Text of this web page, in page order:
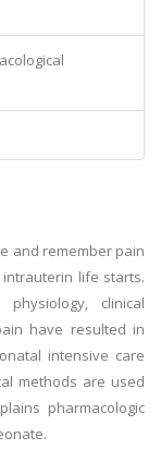
and remember pain
life starts.
clinical
have resulted in
intensive care
methods are used
pharmacologic